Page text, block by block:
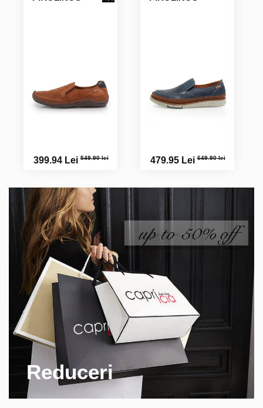
399.94 Lei549.90 lei 479.95 Lei649.90 lei
Reduceri